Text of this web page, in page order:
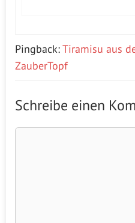
Pingback:Tiramisu aus
ZauberTopf
Schreibe einen